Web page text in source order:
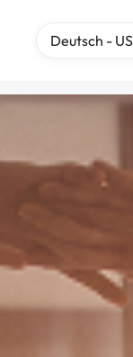
Deutsch -